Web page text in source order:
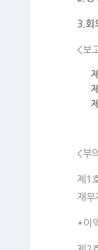
3. 회
<보
<부
제1
재무
*이